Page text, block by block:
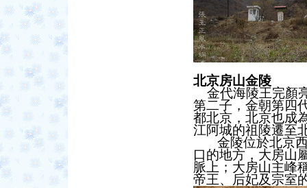
北京房山金陵
金代海陵王完顏
第二子，金朝第四
都北京，北京也成
江阿城的祖陵遷至
金陵位於北京
口的地方，大房山
脈上；大房山主峰
帝王、后妃及宗室